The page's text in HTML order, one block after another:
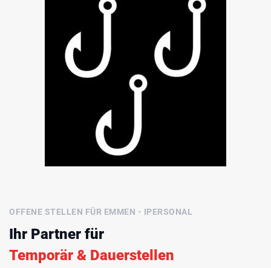
OFFENE STELLEN FÜR EMMEN - IPERSONAL
Ihr Partner für
Temporär & Dauerstellen